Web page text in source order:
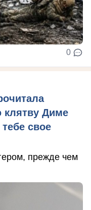
0
клятву Диме
свое
прежде чем